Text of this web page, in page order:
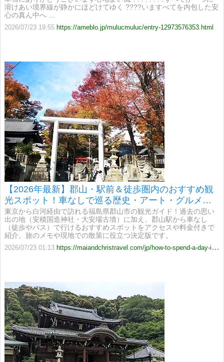
溶けあい境界線が静かにほどけてゆく ????​いますべてを内包した安
心の真ん中へ …
2026/07/23 19:55 https://ameblo.jp/mulucmuluc/entry-12973576353.html
【2026年最新】郡山・駅前＆徒歩圏内のおすすめ観
光スポット！車なしで巡る歴史・アート・グルメガ
イド
東京から白河経由で訪れる福島県郡山市の観光ガイド！過去の思い
出の地（安積国造神社・大安場古墳）に加え、郡山駅から車なし
（徒歩やバス）で行けるおすすめスポットをアクセスや料金付きで
紹介。旅のメモや現地での散策に役立つ決定版です。
2026/07/23 01:13 https://maiandchristravel.com/jp/how-to-spend-a-day-in-koriyama/